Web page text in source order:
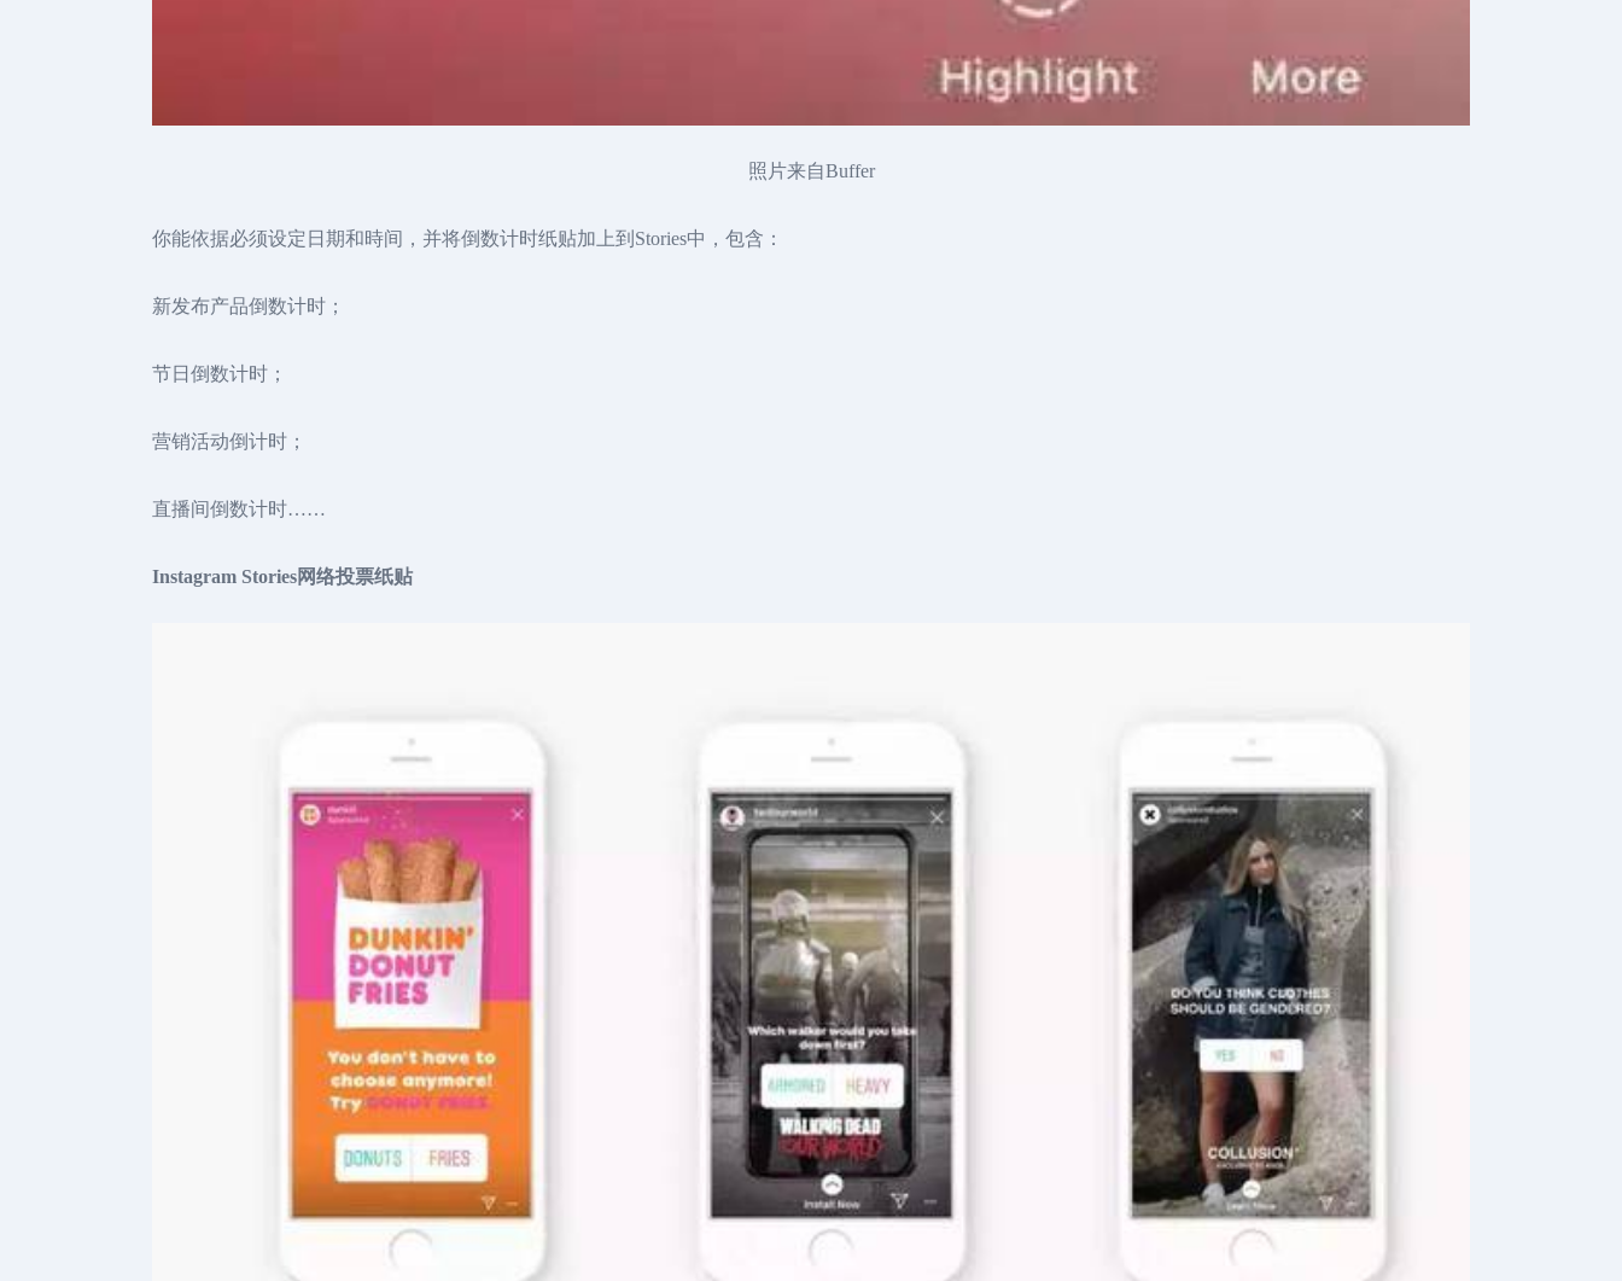
照片来自Buffer
你能依据必须设定日期和時间，并将倒数计时纸贴加上到Stories中，包含：
新发布产品倒数计时；
节日倒数计时；
营销活动倒计时；
直播间倒数计时……
Instagram Stories网络投票纸贴